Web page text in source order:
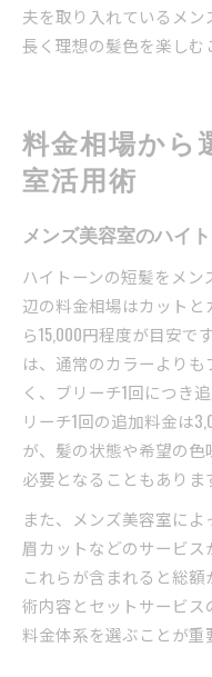
夫を取り入れているメ
長く理想の髪色を楽しむ
料金相場から
室活用術
メンズ美容室のハイ
ハイトーンの短髪をメ
辺の料金相場はカットと
ら15,000円程度が目安で
は、通常のカラーより
く、ブリーチ1回につき
リーチ1回の追加料金は
が、髪の状態や希望の
必要となることもありま
また、メンズ美容室によ
眉カットなどのサービス
これらが含まれると総
術内容とセットサービ
料金体系を選ぶことが重